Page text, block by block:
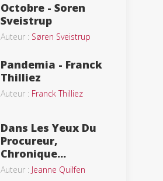
Octobre - Soren
Sveistrup
Auteur : Søren Sveistrup
Pandemia - Franck
Thilliez
Auteur : Franck Thilliez
Dans Les Yeux Du
Procureur,
Chronique...
Auteur : Jeanne Quilfen